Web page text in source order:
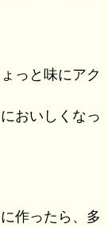
っと味にアク
おいしくなっ
作ったら、多